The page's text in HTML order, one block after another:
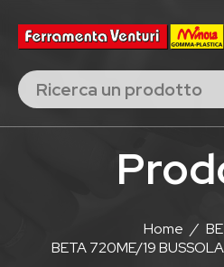
Home /
BETA 720ME/19